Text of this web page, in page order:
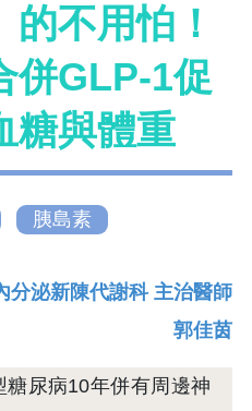
不用怕！
併GLP-1促
糖與體重
胰島素
分泌新陳代謝科 主治醫師
郭佳茵
尿病10年併有周邊神